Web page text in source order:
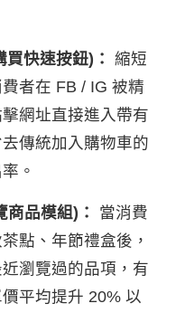
快速按鈕)： 縮短
者在 FB / IG 被精
網址直接進入帶有
傳統加入購物車的
。
品模組)：
當消費
點、年節禮盒後，
瀏覽過的品項，有
平均提升 20% 以